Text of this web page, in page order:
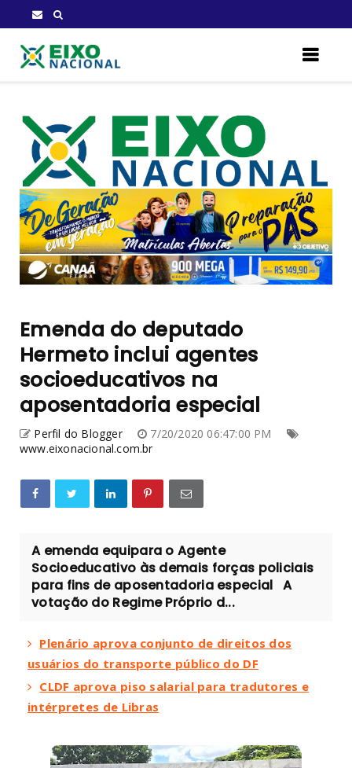
Emenda do deputado
Hermeto inclui agentes
socioeducativos na
aposentadoria especial
Perfil do Blogger
7/20/2020 06:47:00 PM
www.eixonacional.com.br
A emenda equipara o Agente
Socioeducativo às demais forças policiais
para fins de aposentadoria especial A
votação do Regime Próprio d...
Plenário aprova conjunto de direitos dos
usuários do transporte público do DF
CLDF aprova piso salarial para tradutores e
intérpretes de Libras